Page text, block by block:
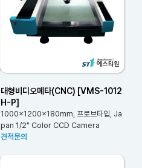
대형비디오메타(CNC) [VMS-1012
H-P]
1000x1200x180mm, 프로브타입, Ja
pan 1/2" Color CCD Camera
견적문의